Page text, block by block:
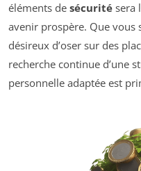
éléments de sécurité sera
avenir prospère. Que vous
désireux d’oser sur des
recherche continue d’une
personnelle adaptée est